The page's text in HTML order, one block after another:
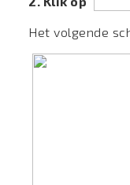
Het volgende